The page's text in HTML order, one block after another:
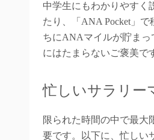
中学生にもわかりやすく
たり、「ANA Pocket」
ちにANAマイルが貯まっ
にはたまらないご褒美で
忙しいサラリー
限られた時間の中で最大
要です。以下に、忙しい